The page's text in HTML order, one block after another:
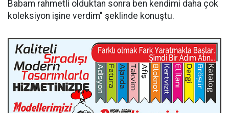
Babam rahmetli olduktan sonra ben kendimi daha çok
koleksiyon işine verdim" şeklinde konuştu.